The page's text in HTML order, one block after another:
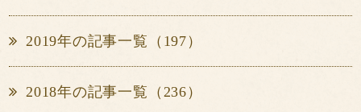
2019年の記事一覧（197）
2018年の記事一覧（236）